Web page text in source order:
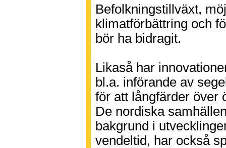
Befolkningstillväxt,
klimatförbättring och
bör ha bidragit.
Likaså har
bl.a. införande av
för att långfärder över
De nordiska
bakgrund i
vendeltid, har också